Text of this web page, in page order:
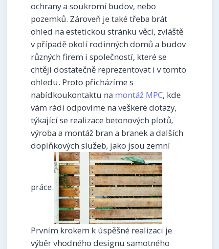
ochrany a soukromí budov, nebo
pozemků. Zároveň je také třeba brát
ohled na estetickou stránku věci, zvláště
v případě okolí rodinných domů a budov
různých firem i společností, které se
chtějí dostatečně reprezentovat i v tomto
ohledu. Proto přicházíme s
nabídkoukontaktu na montáž MPC, kde
vám rádi odpovíme na veškeré dotazy,
týkající se realizace betonových plotů,
výroba a montáž bran a branek a dalších
doplňkových služeb, jako jsou zemní
práce.
Prvním krokem k úspěšné realizaci je
výběr vhodného designu samotného